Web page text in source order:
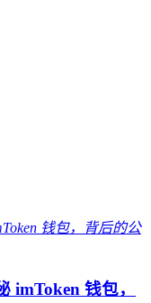
imToken 钱包，